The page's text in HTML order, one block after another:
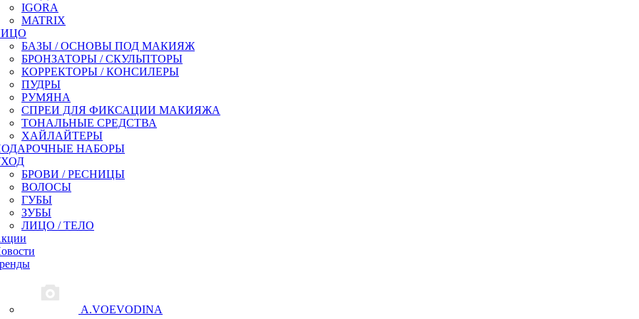
IGORA
MATRIX
БАЗЫ / ОСНОВЫ ПОД МАКИЯЖ
БРОНЗАТОРЫ / СКУЛЬПТОРЫ
КОРРЕКТОРЫ / КОНСИЛЕРЫ
ПУДРЫ
РУМЯНА
СПРЕИ ДЛЯ ФИКСАЦИИ МАКИЯЖА
ТОНАЛЬНЫЕ СРЕДСТВА
ХАЙЛАЙТЕРЫ
НАБОРЫ
БРОВИ / РЕСНИЦЫ
ВОЛОСЫ
ГУБЫ
ЗУБЫ
ЛИЦО / ТЕЛО
A.VOEVODINA